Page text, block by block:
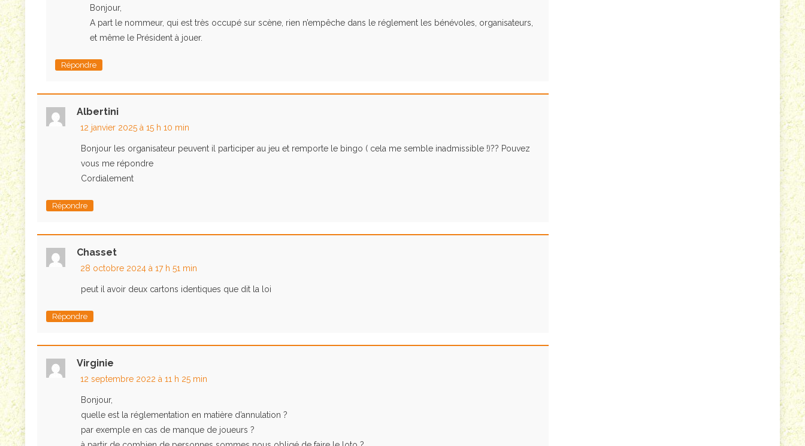
Bonjour,
A part le nommeur, qui est très occupé sur scène, rien n’empêche dans le réglement les bénévoles, organisateurs,
et même le Président à jouer.
Répondre
Albertini
12 janvier 2025 à 15 h 10 min
Bonjour les organisateur peuvent il participer au jeu et remporte le bingo ( cela me semble inadmissible !)?? Pouvez
vous me répondre
Cordialement
Répondre
Chasset
28 octobre 2024 à 17 h 51 min
peut il avoir deux cartons identiques que dit la loi
Répondre
Virginie
12 septembre 2022 à 11 h 25 min
Bonjour,
quelle est la réglementation en matière d’annulation ?
par exemple en cas de manque de joueurs ?